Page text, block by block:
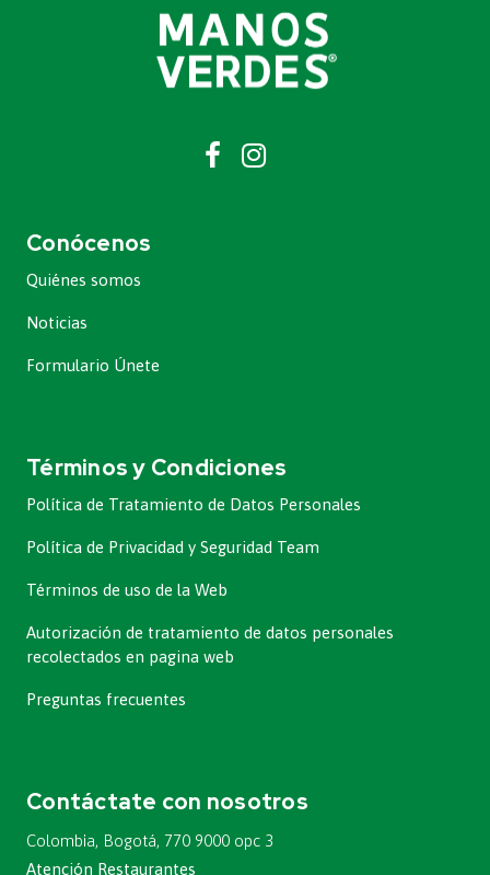
Conócenos
Quiénes somos
Noticias
Formulario Únete
Términos y Condiciones
Política de Tratamiento de Datos Personales
Política de Privacidad y Seguridad Team
Términos de uso de la Web
Autorización de tratamiento de datos personales
recolectados en pagina web
Preguntas frecuentes
Contáctate con nosotros
Colombia, Bogotá, 770 9000 opc 3
Atención Restaurantes